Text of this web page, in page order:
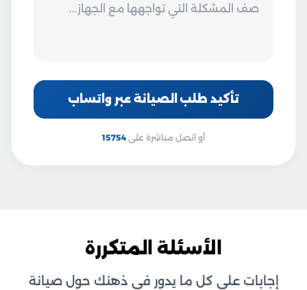
تأكيد طلب الصيانة عبر واتساب
أو اتصل مباشرة على 15754
الأسئلة المتكررة
إجابات على كل ما يدور في ذهنك حول صيانة